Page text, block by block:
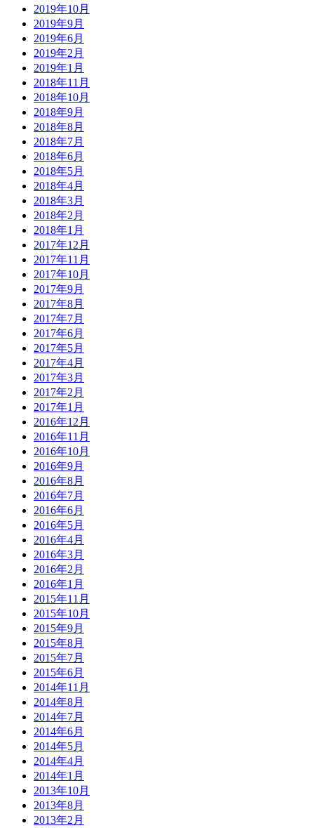
2019年10月
2019年9月
2019年6月
2019年2月
2019年1月
2018年11月
2018年10月
2018年9月
2018年8月
2018年7月
2018年6月
2018年5月
2018年4月
2018年3月
2018年2月
2018年1月
2017年12月
2017年11月
2017年10月
2017年9月
2017年8月
2017年7月
2017年6月
2017年5月
2017年4月
2017年3月
2017年2月
2017年1月
2016年12月
2016年11月
2016年10月
2016年9月
2016年8月
2016年7月
2016年6月
2016年5月
2016年4月
2016年3月
2016年2月
2016年1月
2015年11月
2015年10月
2015年9月
2015年8月
2015年7月
2015年6月
2014年11月
2014年8月
2014年7月
2014年6月
2014年5月
2014年4月
2014年1月
2013年10月
2013年8月
2013年2月